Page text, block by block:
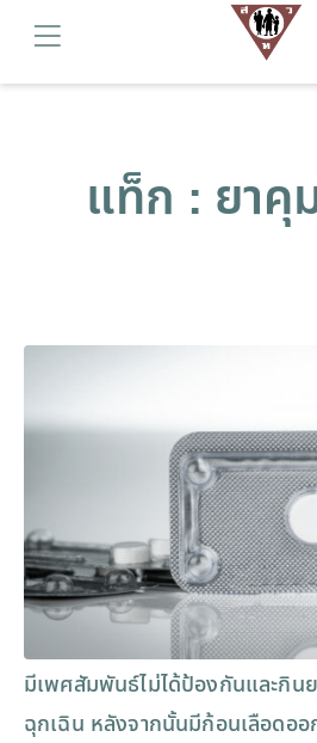
แท็ก : ยาคุ
มีเพศสัมพันธ์ไม่ได้ป้องกันและกิน
ฉุกเฉิน หลังจากนั้นมีก้อนเลือดออ